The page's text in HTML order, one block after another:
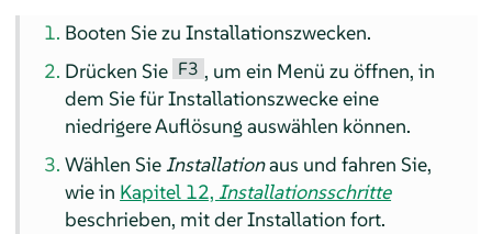
Booten Sie zu Installationszwecken.
Drücken Sie F3 , um ein Menü zu öffnen, in
dem Sie für Installationszwecke eine
niedrigere Auflösung auswählen können.
Wählen SieInstallationaus und fahren Sie,
wie in Kapitel 12,Installationsschritte
beschrieben, mit der Installation fort.